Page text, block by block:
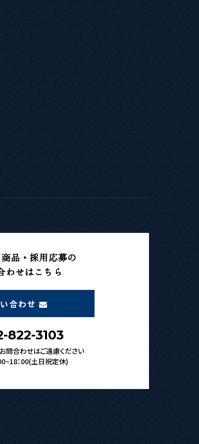
品・採用応募の
わせはこちら
合わせ
822-3103
問合わせはご遠慮ください
：00(土日祝定休)